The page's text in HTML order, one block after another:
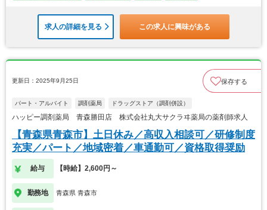
求人の詳細を見る この求人に興味がある
更新日：2025年9月25日 保存する
パート・アルバイト 調剤薬局 ドラッグストア（調剤併設）
ハッピー調剤薬局 青森勝田店 株式会社丸大サクラヰ薬局の薬剤師求人
【青森県青森市】土日休み／高収入相談可／研修制度
充実／パート／地域密着／車通勤可／資格取得奨励
給与 【時給】2,600円～
勤務地 青森県 青森市